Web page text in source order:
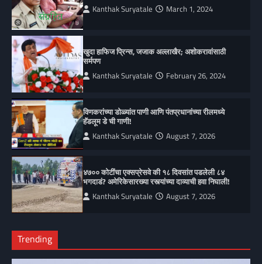
Kanthak Suryatale March 1, 2024
खुदा हाफिज प्रिन्स, जजाक अल्लाखैर; अशोकरावांसाठी
सर्मपण
Kanthak Suryatale February 26, 2024
विणकरांच्या डोळ्यांत पाणी आणि पंतप्रधानांच्या रीलमध्ये
हॅंडलूम डे ची गाणी!
Kanthak Suryatale August 7, 2026
४७०० कोटींचा एक्सप्रेसवे की १८ दिवसांत पडलेली ८४
भगदाडं? अमेरिकेसारख्या रस्त्यांच्या दाव्याची हवा निघाली!
Kanthak Suryatale August 7, 2026
Trending